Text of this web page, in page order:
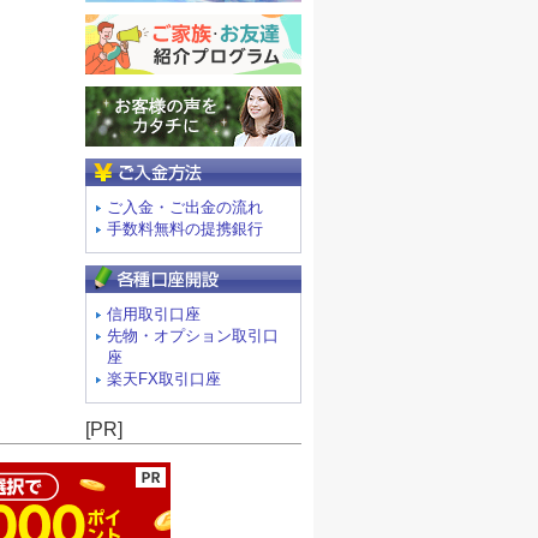
ご入金・ご出金の流れ
手数料無料の提携銀行
信用取引口座
先物・オプション取引口
座
楽天FX取引口座
[PR]